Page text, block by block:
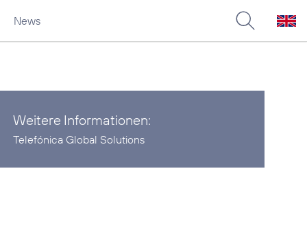
News
Weitere Informationen:
Telefónica Global Solutions